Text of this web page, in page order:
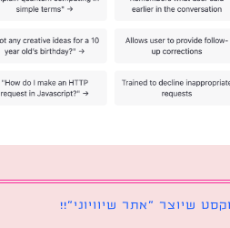
״אתר שיוויוני״!!